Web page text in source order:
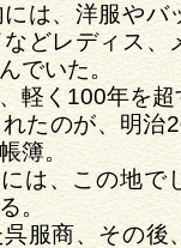
は、洋服やバ
どレディス、
でいた。
軽く100年を
たのが、明治
簿。
は、この地で
。
服商、その後